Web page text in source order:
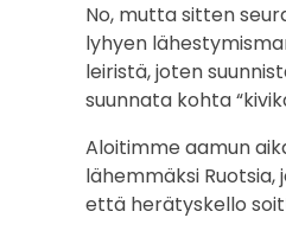
No, mutta sitten
lyhyen
leiristä, joten
suunnata kohta
Aloitimme aamun
lähemmäksi
että herätyskello